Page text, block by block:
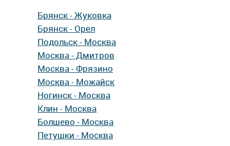
Брянск - Жуковка
Брянск - Орел
Подольск - Москва
Москва - Дмитров
Москва - Фрязино
Москва - Можайск
Ногинск - Москва
Клин - Москва
Болшево - Москва
Петушки - Москва